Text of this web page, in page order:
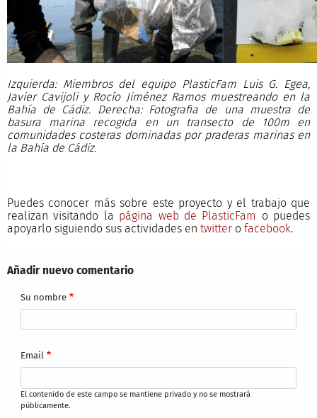
Izquierda: Miembros del equipo PlasticFam Luis G. Egea,
Javier Cavijoli y Rocío Jiménez Ramos muestreando en la
Bahía de Cádiz. Derecha: Fotografia de una muestra de
basura marina recogida en un transecto de 100m en
comunidades costeras dominadas por praderas marinas en
la Bahía de Cádiz.
Puedes conocer más sobre este proyecto y el trabajo que
realizan visitando la página web de PlasticFam o puedes
apoyarlo siguiendo sus actividades en twittero facebook.
Añadir nuevo comentario
Su nombre
Email
El contenido de este campo se mantiene privado y no se mostrará
públicamente.